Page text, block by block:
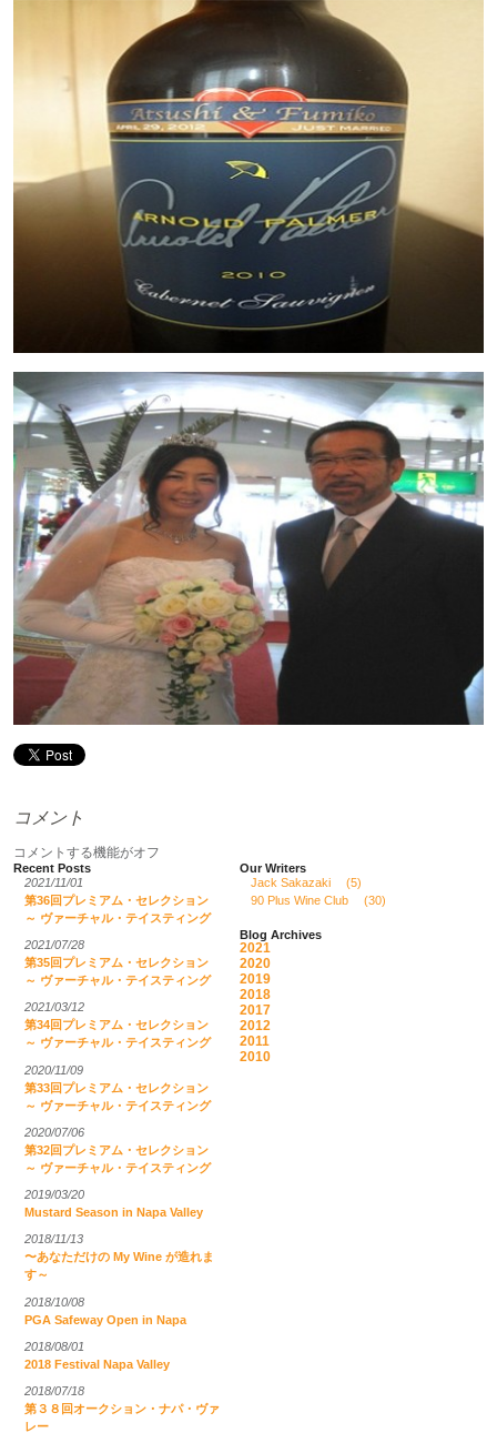
コメント
コメントする機能がオフ
Recent Posts
2021/11/01
第36回プレミアム・セレクション
～ ヴァーチャル・テイスティング
2021/07/28
第35回プレミアム・セレクション
～ ヴァーチャル・テイスティング
2021/03/12
第34回プレミアム・セレクション
～ ヴァーチャル・テイスティング
2020/11/09
第33回プレミアム・セレクション
～ ヴァーチャル・テイスティング
2020/07/06
第32回プレミアム・セレクション
～ ヴァーチャル・テイスティング
2019/03/20
Mustard Season in Napa Valley
2018/11/13
〜あなただけの My Wine が造れま
す～
2018/10/08
PGA Safeway Open in Napa
2018/08/01
2018 Festival Napa Valley
2018/07/18
第３８回オークション・ナパ・ヴァ
レー
Our Writers
Jack Sakazaki
(5)
90 Plus Wine Club
(30)
Blog Archives
2021
2020
2019
2018
2017
2012
2011
2010